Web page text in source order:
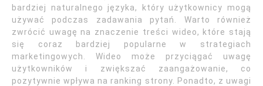
bardziej naturalnego języka, który użytkownicy mogą
używać podczas zadawania pytań. Warto również
zwrócić uwagę na znaczenie treści wideo, które stają
się coraz bardziej popularne w strategiach
marketingowych. Wideo może przyciągać uwagę
użytkowników i zwiększać zaangażowanie, co
pozytywnie wpływa na ranking strony. Ponadto, z uwagi